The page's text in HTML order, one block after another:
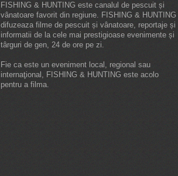
FISHING & HUNTING este canalul de pescuit și
vânatoare favorit din regiune. FISHING & HUNTING
difuzeaza filme de pescuit și vânatoare, reportaje și
informatii de la cele mai prestigioase evenimente și
târguri de gen, 24 de ore pe zi.
Fie ca este un eveniment local, regional sau
internaţional, FISHING & HUNTING este acolo
pentru a filma.